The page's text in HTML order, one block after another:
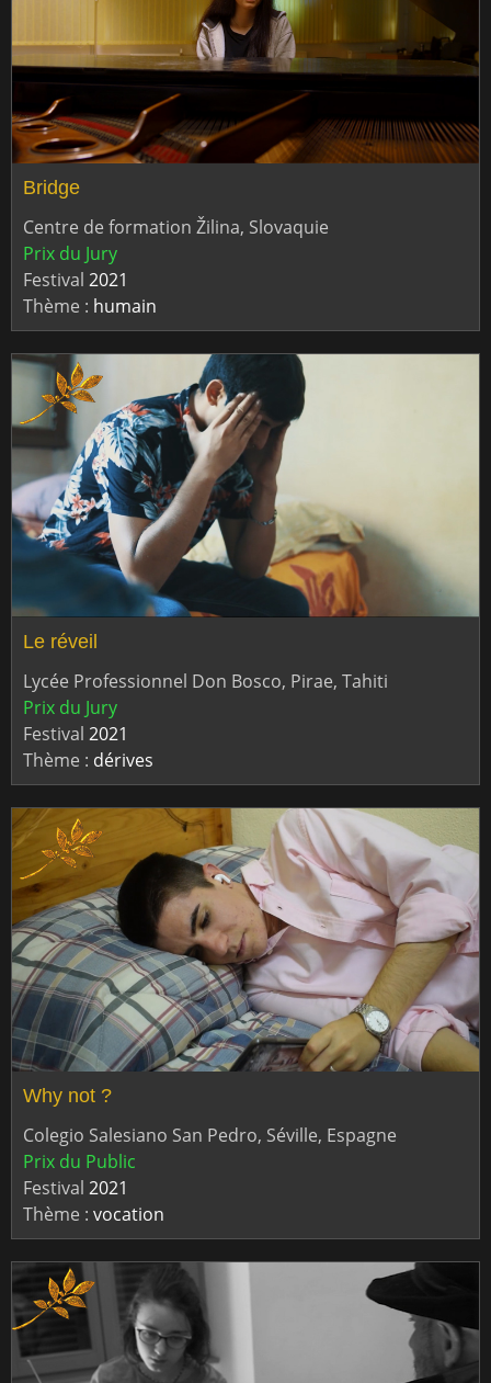
Bridge
Centre de formation Žilina, Slovaquie
Prix du Jury
Festival 2021
Thème : humain
Le réveil
Lycée Professionnel Don Bosco, Pirae, Tahiti
Prix du Jury
Festival 2021
Thème : dérives
Why not ?
Colegio Salesiano San Pedro, Séville, Espagne
Prix du Public
Festival 2021
Thème : vocation